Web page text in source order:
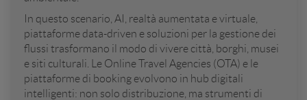
In questo scenario, AI, realtà aumentata e virtuale,
piattaforme data-driven e soluzioni per la gestione dei
flussi trasformano il modo di vivere città, borghi, musei
e siti culturali. Le Online Travel Agencies (OTA) e le
piattaforme di booking evolvono in hub digitali
intelligenti: non solo distribuzione, ma strumenti di